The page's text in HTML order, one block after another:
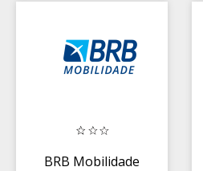
BRB Mobilidade